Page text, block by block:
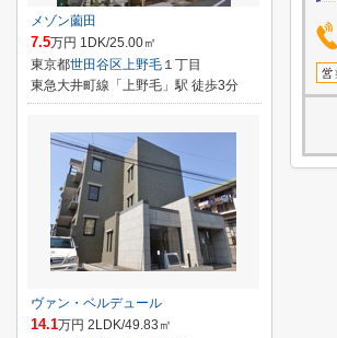
メゾン薗田
7.5万円 1DK/25.00㎡
東京都世田谷区上野毛 １丁目
東急大井町線「上野毛」駅 徒歩3分
ヴァン・ベルデュール
14.1万円 2LDK/49.83㎡